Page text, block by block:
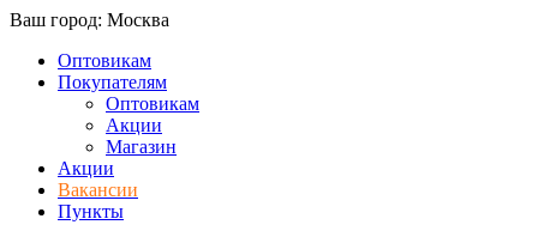
Ваш город: Москва
Оптовикам
Покупателям
Оптовикам
Акции
Магазин
Акции
Вакансии
Пункты